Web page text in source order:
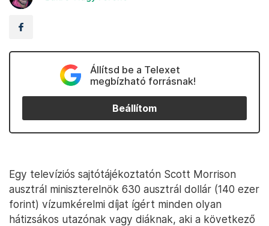
Állítsd be a Telexet
megbízható forrásnak!
Beállítom
Egy televíziós sajtótájékoztatón Scott Morrison
ausztrál miniszterelnök 630 ausztrál dollár (140 ezer
forint) vízumkérelmi díjat ígért minden olyan
hátizsákos utazónak vagy diáknak, aki a következő